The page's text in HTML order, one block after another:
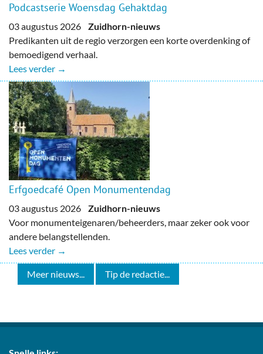
Podcastserie Woensdag Gehaktdag
03 augustus 2026 Zuidhorn-nieuws
Predikanten uit de regio verzorgen een korte overdenking of
bemoedigend verhaal.
Lees verder →
Erfgoedcafé Open Monumentendag
03 augustus 2026 Zuidhorn-nieuws
Voor monumenteigenaren/beheerders, maar zeker ook voor
andere belangstellenden.
Lees verder →
Meer nieuws... Tip de redactie...